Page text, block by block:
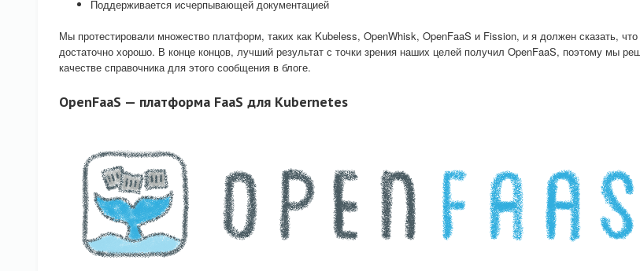
Поддерживается исчерпывающей документацией
Мы протестировали множество платформ, таких как Kubeless, OpenWhisk, OpenFaaS и Fission, и я должен сказать,
достаточно хорошо. В конце концов, лучший результат с точки зрения наших целей получил OpenFaaS, поэтому мы
качестве справочника для этого сообщения в блоге.
OpenFaaS — платформа FaaS для Kubernetes